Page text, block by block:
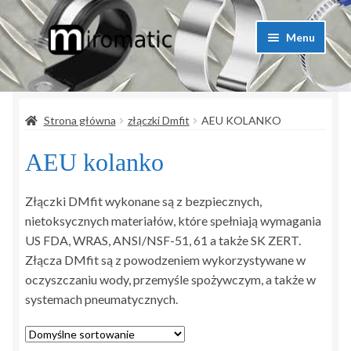
Przejdź
do
nawigacji
Przejdź
do
treści
Menu
Strona główna
Blog przemysłowy
Kontakt
Koszyk
Lista produktów
Moje konto
Polityka prywatności
Strona główna złączki Dmfit AEU KOLANKO
AEU kolanko
Złączki DMfit wykonane są z bezpiecznych,
nietoksycznych materiałów, które spełniają wymagania
US FDA, WRAS, ANSI/NSF-51, 61 a także SK ZERT.
Złącza DMfit są z powodzeniem wykorzystywane w
oczyszczaniu wody, przemyśle spożywczym, a także w
systemach pneumatycznych.